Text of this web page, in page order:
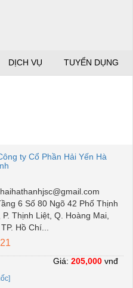
DỊCH VỤ TUYỂN DỤNG
ty Cổ Phần Hải Yến Hà
haihathanhjsc@gmail.com
6 Số 80 Ngõ 42 Phố Thịnh
P. Thịnh Liệt, Q. Hoàng Mai,
Hồ Chí...
Giá: 205,000 vnđ